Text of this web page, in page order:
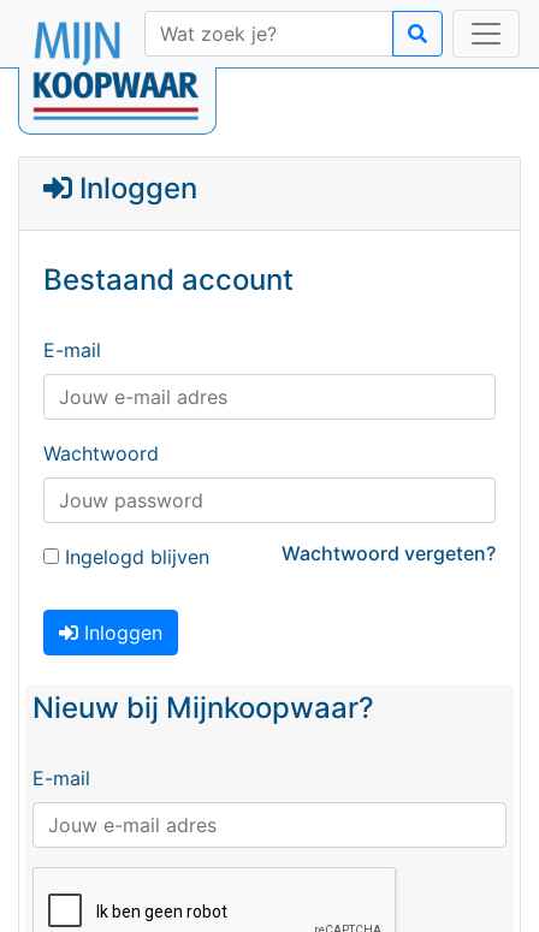
Inloggen
Bestaand account
E-mail
Wachtwoord
Wachtwoord vergeten?
Ingelogd blijven
Inloggen
Nieuw bij Mijnkoopwaar?
E-mail